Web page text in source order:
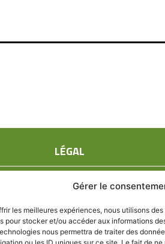
Gérer le
les meilleures expériences, nous utilisons
pour stocker et/ou accéder aux informations
nous permettra de traiter des
LÉGAL
Mentions légales
Politique de confidentialité
Politique de cookies (UE)